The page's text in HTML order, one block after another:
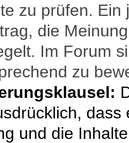
zu prüfen.
die
Im Forum
zu
und die